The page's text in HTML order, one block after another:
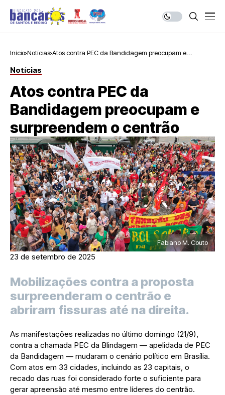
Início Notícias Atos contra PEC da Bandidagem preocupam e
Notícias
Atos contra PEC da
Bandidagem preocupam e
surpreendem o centrão
Fabiano M. Couto
23 de setembro de 2025
Mobilizações contra a proposta
surpreenderam o centrão e
abriram fissuras até na direita.
As manifestações realizadas no último domingo (21/9),
contra a chamada PEC da Blindagem — apelidada de PEC
da Bandidagem — mudaram o cenário político em Brasília.
Com atos em 33 cidades, incluindo as 23 capitais, o
recado das ruas foi considerado forte o suficiente para
gerar apreensão até mesmo entre líderes do centrão.